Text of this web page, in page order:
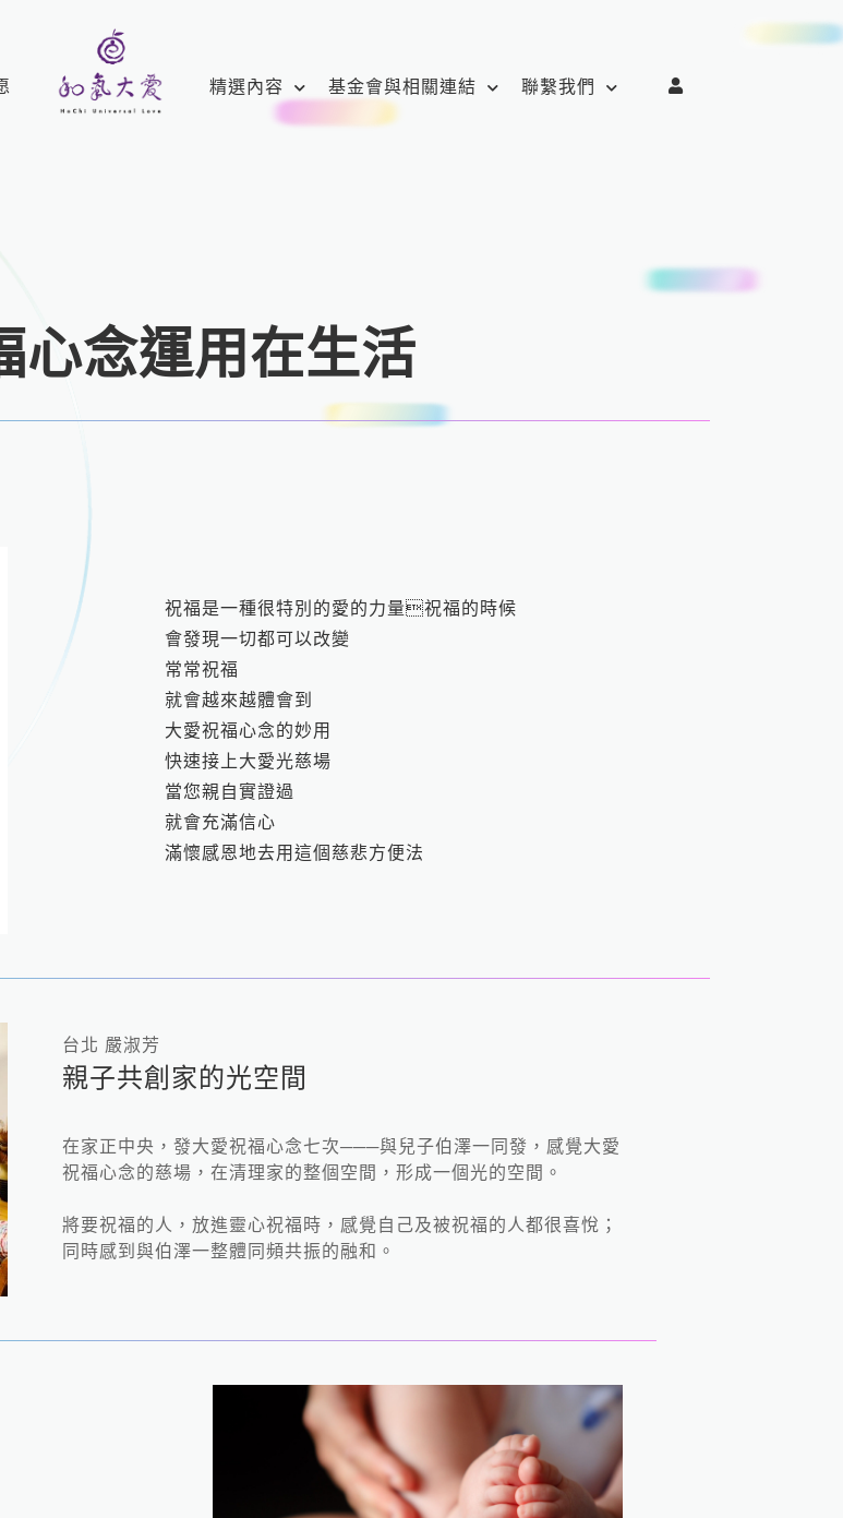
精選內容 基金會與相關連結 聯繫我們
心念運用在生活
祝福是一種很特別的愛的力量祝福的時候
會發現一切都可以改變
常常祝福
就會越來越體會到
大愛祝福心念的妙用
快速接上大愛光慈場
當您親自實證過
就會充滿信心
滿懷感恩地去用這個慈悲方便法
台北 嚴淑芳
親子共創家的光空間
在家正中央，發大愛祝福心念七次───與兒子伯澤一同發，感覺大愛
祝福心念的慈場，在清理家的整個空間，形成一個光的空間。
將要祝福的人，放進靈心祝福時，感覺自己及被祝福的人都很喜悅；
同時感到與伯澤一整體同頻共振的融和。